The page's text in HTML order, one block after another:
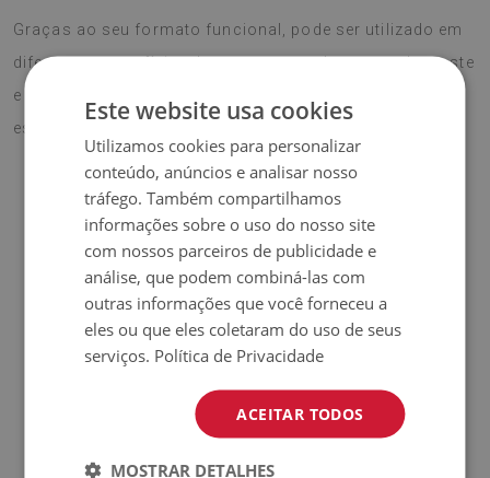
Graças ao seu formato funcional, pode ser utilizado em
diferentes superfícies duras, protegendo contra desgaste
e acrescentando
espaço de trabalho.
Material:Vinil revestido com malha PES.
Espessura:1,6 mm.
Alta resistência adescoloração e raios UV.
fácil de limpar, resistente a manchas e à água.
Este website usa cookies
Utilizamos cookies para personalizar
conteúdo, anúncios e analisar nosso
tráfego. Também compartilhamos
informações sobre o uso do nosso site
com nossos parceiros de publicidade e
análise, que podem combiná-las com
outras informações que você forneceu a
eles ou que eles coletaram do uso de seus
serviços. Política de Privacidade
ACEITAR TODOS
MOSTRAR DETALHES